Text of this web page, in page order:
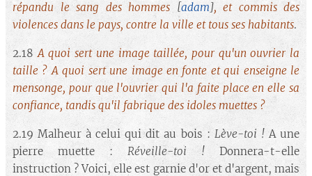
répandu le sang des hommes [adam], et commis des
violences dans le pays, contre la ville et tous ses habitants.
2.18A quoi sert une image taillée, pour qu'un ouvrier la
taille ? A quoi sert une image en fonte et qui enseigne le
mensonge, pour que l'ouvrier qui l'a faite place en elle sa
confiance, tandis qu'il fabrique des idoles muettes ?
2.19 Malheur à celui qui dit au bois : Lève-toi ! A une
pierre muette : Réveille-toi ! Donnera-t-elle
instruction ? Voici, elle est garnie d'or et d'argent, mais